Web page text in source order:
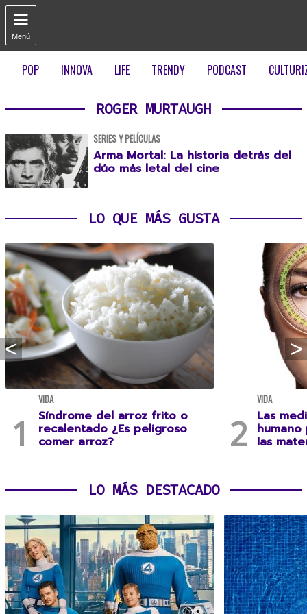

Menú
POP INNOVA LIFE TRENDY PODCAST
ROGER MURTAUGH
SERIES Y PELÍCULAS
Arma Mortal: La historia detrás del
dúo más letal del cine
LO QUE MÁS GUSTA
VIDA
Síndrome del arroz frito o
recalentado ¿Es peligroso
comer arroz?
VIDA
Las
las
LO MÁS DESTACADO